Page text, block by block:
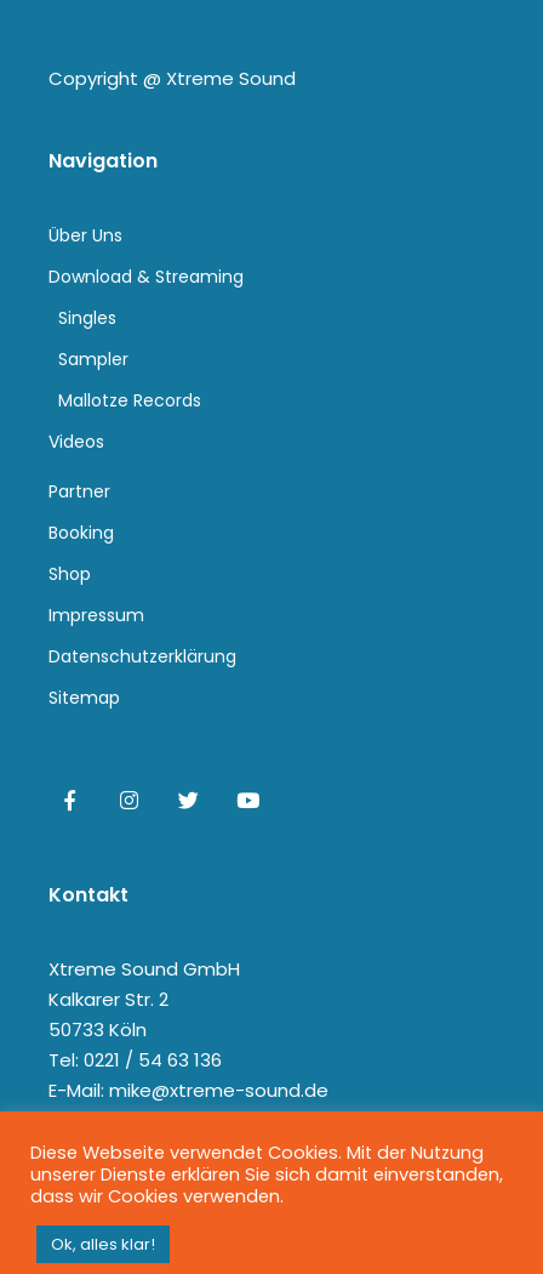
Copyright @ Xtreme Sound
Navigation
Über Uns
Download & Streaming
Singles
Sampler
Mallotze Records
Videos
Partner
Booking
Shop
Impressum
Datenschutzerklärung
Sitemap
Kontakt
Xtreme Sound GmbH
Kalkarer Str. 2
50733 Köln
Tel: 0221 / 54 63 136
E-Mail: mike@xtreme-sound.de
Diese Webseite verwendet Cookies. Mit der Nutzung
unserer Dienste erklären Sie sich damit einverstanden,
dass wir Cookies verwenden.
Ok, alles klar!